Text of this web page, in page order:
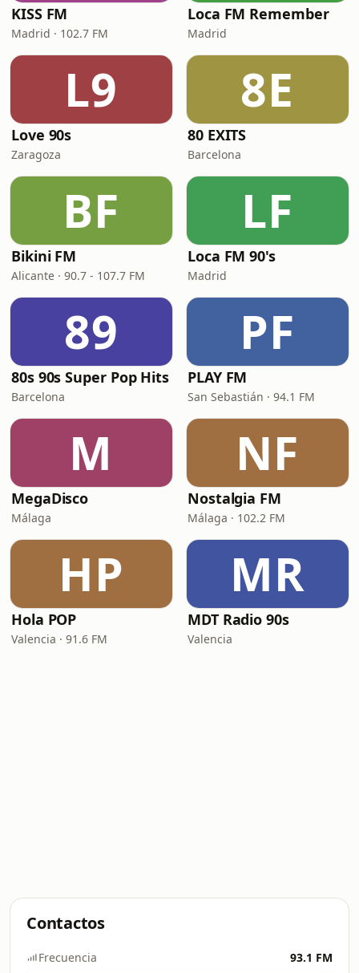
KISS FM
Madrid · 102.7 FM
Loca FM Remember
Madrid
L9
Love 90s
Zaragoza
8E
80 EXITS
Barcelona
BF
Bikini FM
Alicante · 90.7 - 107.7 FM
LF
Loca FM 90's
Madrid
89
80s 90s Super Pop Hits
Barcelona
PF
PLAY FM
San Sebastián · 94.1 FM
M
MegaDisco
Málaga
NF
Nostalgia FM
Málaga · 102.2 FM
HP
Hola POP
Valencia · 91.6 FM
MR
MDT Radio 90s
Valencia
Contactos
Frecuencia 93.1 FM